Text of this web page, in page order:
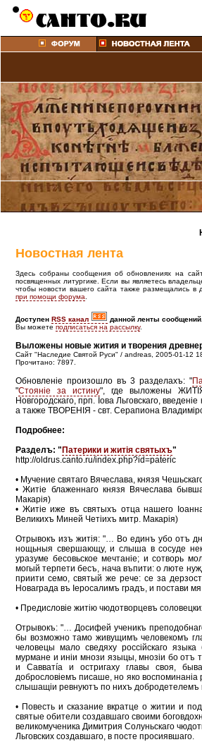
Новостная лента
Здесь собраны сообщения об обновлениях на
посвященных литургике. Если вы являетесь
чтобы новости вашего сайта также размещались
при помощи форума
Доступен RSS канал данной ленты сообщений.
Вы можете подписаться на рассылку.
Выложены новые жития и творения
Сайт "Наследие Святой Руси" / andreas, 2005-01-12
Прочитано: 7897.
Обновленiе произошло въ 3 разделахъ: "
"Стоянiе за истину", где выложены
Новгородскаго, прп. Iова Льговскаго,
а также ТВОРЕНIЯ - свт. Серапиона
Подробнее:
Разделъ: " Патерики и житiя святыхъ"
http://oldrus.canto.ru/index.php?id=pateric
• Мучение святаго Вячеслава, князя
• Житіе блаженнаго князя Вячеслава
Макарiя)
• Житіе иже въ святыхъ отца нашего
Великихъ Миней Четiихъ митр. Макарiя)
Отрывокъ изъ житiя: "… Во единъ убо отъ
нощьныя свершающу, и слыша в сосуде
уразуме бесовьское мечтаніе; и сотворь
могый терпети бесъ, нача въпити: о люте
приити семо, святый же рече: се за
Новаграда въ Іеросалимъ градъ, и постави
• Предисловіе житію чюдотворцевъ
Отрывокъ: "… Досифей ученикъ
бы возможно тамо живущимъ человекомъ
человецы мало сведяху россійскаго
мурмане и иніи мнози языцы, мнозіи бо
и Савватíа и остригаху главы своя,
добрословіемъ писаше, но яко
слышащіи ревнуютъ по нихъ
• Повесть и сказание вкратце о житии и
святые обители создавшаго своими
великомученика Димитрия Солуньскаго
Льговских создавшаго, в посте просиявшаго.